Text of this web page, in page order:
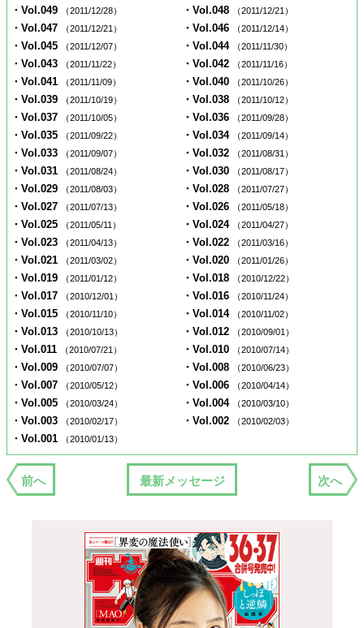
・Vol.049 （2011/12/28） ・Vol.048 （2011/12/21）
・Vol.047 （2011/12/21） ・Vol.046 （2011/12/14）
・Vol.045 （2011/12/07） ・Vol.044 （2011/11/30）
・Vol.043 （2011/11/22） ・Vol.042 （2011/11/16）
・Vol.041 （2011/11/09） ・Vol.040 （2011/10/26）
・Vol.039 （2011/10/19） ・Vol.038 （2011/10/12）
・Vol.037 （2011/10/05） ・Vol.036 （2011/09/28）
・Vol.035 （2011/09/22） ・Vol.034 （2011/09/14）
・Vol.033 （2011/09/07） ・Vol.032 （2011/08/31）
・Vol.031 （2011/08/24） ・Vol.030 （2011/08/17）
・Vol.029 （2011/08/03） ・Vol.028 （2011/07/27）
・Vol.027 （2011/07/13） ・Vol.026 （2011/05/18）
・Vol.025 （2011/05/11） ・Vol.024 （2011/04/27）
・Vol.023 （2011/04/13） ・Vol.022 （2011/03/16）
・Vol.021 （2011/03/02） ・Vol.020 （2011/01/26）
・Vol.019 （2011/01/12） ・Vol.018 （2010/12/22）
・Vol.017 （2010/12/01） ・Vol.016 （2010/11/24）
・Vol.015 （2010/11/10） ・Vol.014 （2010/11/02）
・Vol.013 （2010/10/13） ・Vol.012 （2010/09/01）
・Vol.011 （2010/07/21） ・Vol.010 （2010/07/14）
・Vol.009 （2010/07/07） ・Vol.008 （2010/06/23）
・Vol.007 （2010/05/12） ・Vol.006 （2010/04/14）
・Vol.005 （2010/03/24） ・Vol.004 （2010/03/10）
・Vol.003 （2010/02/17） ・Vol.002 （2010/02/03）
・Vol.001 （2010/01/13）
前へ 最新メッセージ 次へ